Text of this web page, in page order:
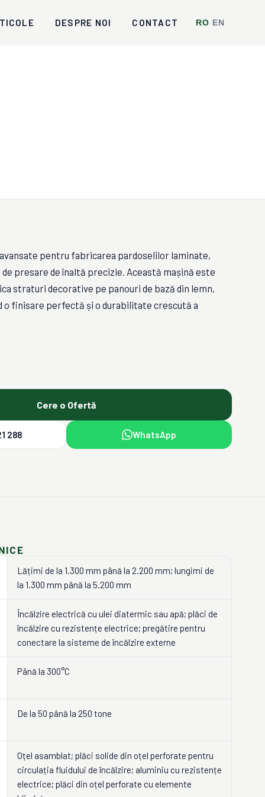
DESPRE NOI CONTACT RO EN
pentru fabricarea pardoselilor laminate,
presare de înaltă precizie. Această mașină este
straturi decorative pe panouri de bază din lemn,
o finisare perfectă și o durabilitate crescută a
Cere o Ofertă
288 WhatsApp
Lățimi de la 1.300 mm până la 2.200 mm; lungimi de
la 1.300 mm până la 5.200 mm
Încălzire electrică cu ulei diatermic sau apă; plăci de
încălzire cu rezistențe electrice; pregătire pentru
conectare la sisteme de încălzire externe
Până la 300°C
De la 50 până la 250 tone
Oțel asamblat; plăci solide din oțel perforate pentru
circulația fluidului de încălzire; aluminiu cu rezistențe
electrice; plăci din oțel perforate cu elemente